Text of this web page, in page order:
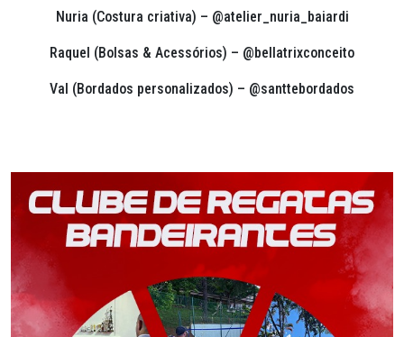
Nuria (Costura criativa) – @atelier_nuria_baiardi
Raquel (Bolsas & Acessórios) – @bellatrixconceito
Val (Bordados personalizados) – @santtebordados